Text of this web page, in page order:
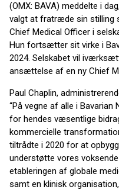
(OMX: BAVA) meddelte i
valgt at fratræde sin stilling
Chief Medical Officer i
Hun fortsætter sit virke i
2024. Selskabet vil
ansættelse af en ny Chief
Paul Chaplin,
“På vegne af alle i Bavarian
for hendes væsentlige
kommercielle
tiltrådte i 2020 for at
understøtte vores
etableringen af globale
samt en klinisk